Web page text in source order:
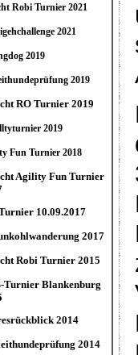
Robi Turnier 2021
2021
2019
2019
RO Turnier 2019
2019
Fun Turnier 2018
Agility Fun Turnier
10.09.2017
2017
Robi Turnier 2015
Turnier Blankenburg
2014
2014